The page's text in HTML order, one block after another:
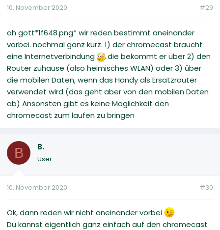
10. November 2020 #29
oh gott*1f648.png* wir reden bestimmt aneinander
vorbei. nochmal ganz kurz. 1) der chromecast braucht
eine Internetverbindung
die bekommt er über 2) den
Router zuhause (also heimisches WLAN) oder 3) über
die mobilen Daten, wenn das Handy als Ersatzrouter
verwendet wird (das geht aber von den mobilen Daten
ab) Ansonsten gibt es keine Möglichkeit den
chromecast zum laufen zu bringen
B B.
User
10. November 2020 #30
Ok, dann reden wir nicht aneinander vorbei
Du kannst eigentlich ganz einfach auf den chromecast